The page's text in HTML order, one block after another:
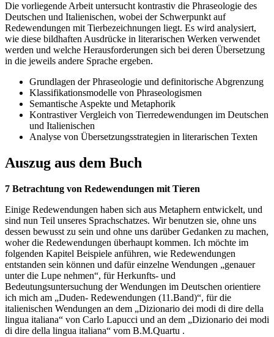
Die vorliegende Arbeit untersucht kontrastiv die Phraseologie des
Deutschen und Italienischen, wobei der Schwerpunkt auf
Redewendungen mit Tierbezeichnungen liegt. Es wird analysiert,
wie diese bildhaften Ausdrücke in literarischen Werken verwendet
werden und welche Herausforderungen sich bei deren Übersetzung
in die jeweils andere Sprache ergeben.
Grundlagen der Phraseologie und definitorische Abgrenzung
Klassifikationsmodelle von Phraseologismen
Semantische Aspekte und Metaphorik
Kontrastiver Vergleich von Tierredewendungen im Deutschen
und Italienischen
Analyse von Übersetzungsstrategien in literarischen Texten
Auszug aus dem Buch
7 Betrachtung von Redewendungen mit Tieren
Einige Redewendungen haben sich aus Metaphern entwickelt, und
sind nun Teil unseres Sprachschatzes. Wir benutzen sie, ohne uns
dessen bewusst zu sein und ohne uns darüber Gedanken zu machen,
woher die Redewendungen überhaupt kommen. Ich möchte im
folgenden Kapitel Beispiele anführen, wie Redewendungen
entstanden sein können und dafür einzelne Wendungen „genauer
unter die Lupe nehmen“, für Herkunfts- und
Bedeutungsuntersuchung der Wendungen im Deutschen orientiere
ich mich am „Duden- Redewendungen (11.Band)“, für die
italienischen Wendungen an dem „Dizionario dei modi di dire della
lingua italiana“ von Carlo Lapucci und an dem „Dizionario dei modi
di dire della lingua italiana“ vom B.M.Quartu .